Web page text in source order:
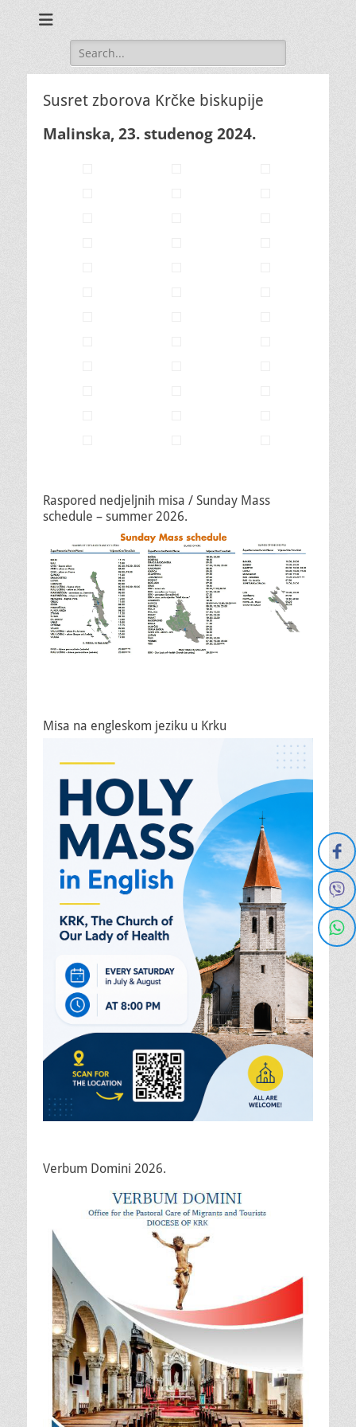
Search
for:
Susret zborova Krčke biskupije
Malinska, 23. studenog 2024.
Raspored nedjeljnih misa / Sunday Mass
schedule – summer 2026.
Misa na engleskom jeziku u Krku
Verbum Domini 2026.